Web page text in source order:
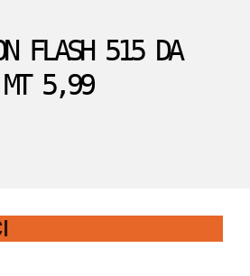
FLASH 515 DA
MT 5,99